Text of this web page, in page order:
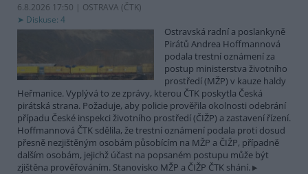
6.8.2026 17:50 | OSTRAVA (ČTK)
Diskuse: 4
Ostravská radní a poslankyně
Pirátů Andrea Hoffmannová
podala trestní oznámení za
postup ministerstva životního
prostředí (MŽP) v kauze haldy
Heřmanice. Vyplývá to ze zprávy, kterou ČTK poskytla Česká
pirátská strana. Požaduje, aby policie prověřila okolnosti odebrání
případu České inspekci životního prostředí (ČIŽP) a zastavení řízení.
Hoffmannová ČTK sdělila, že trestní oznámení podala proti dosud
přesně nezjištěným osobám působícím na MŽP a ČIŽP, případně
dalším osobám, jejichž účast na popsaném postupu může být
zjištěna prověřováním. Stanovisko MŽP a ČIŽP ČTK shání.